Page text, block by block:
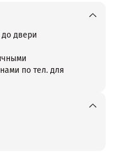
двери
по тел. для